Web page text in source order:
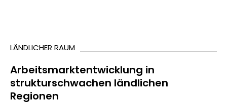
LÄNDLICHER RAUM
Arbeitsmarktentwicklung in
strukturschwachen ländlichen
Regionen